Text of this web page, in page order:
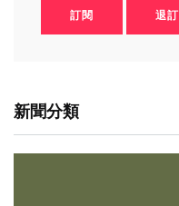
訂閱 退訂
新聞分類